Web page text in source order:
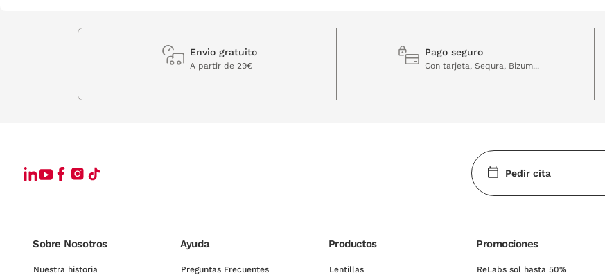
Envio gratuito
A partir de 29€
Pago seguro
Con tarjeta, Sequra, Bizum...
Pedir cita
Sobre Nosotros
Nuestra historia
Ayuda
Preguntas Frecuentes
Productos
Lentillas
Promociones
ReLabs sol hasta 50%